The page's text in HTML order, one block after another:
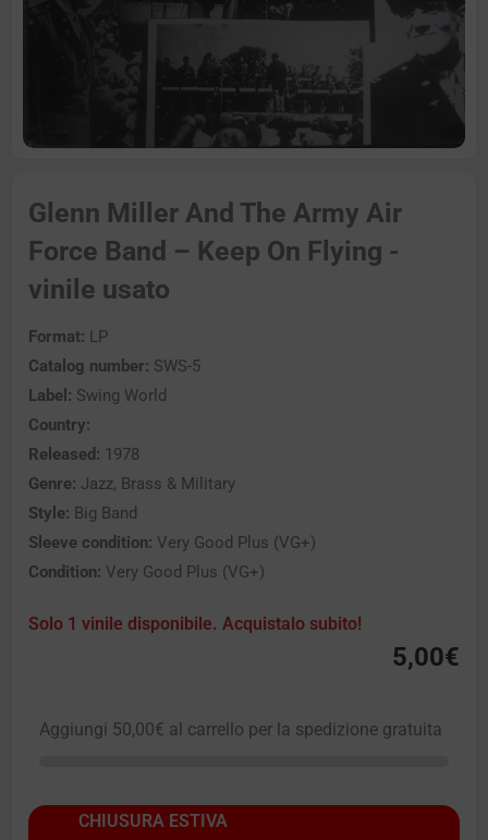
Glenn Miller And The Army Air
Force Band – Keep On Flying -
vinile usato
Format: LP
Catalog number: SWS-5
Label: Swing World
Country:
Released: 1978
Genre: Jazz, Brass & Military
Style: Big Band
Sleeve condition: Very Good Plus (VG+)
Condition: Very Good Plus (VG+)
Solo 1 vinile disponibile. Acquistalo subito!
5,00€
Aggiungi 50,00€ al carrello per la spedizione gratuita
CHIUSURA ESTIVA